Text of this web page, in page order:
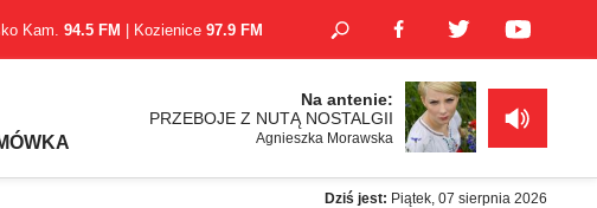
Kam. 94.5 FM | Kozienice 97.9 FM
Na antenie:
PRZEBOJE Z NUTĄ NOSTALGII
Agnieszka Morawska
Dziś jest: Piątek, 07 sierpnia 2026